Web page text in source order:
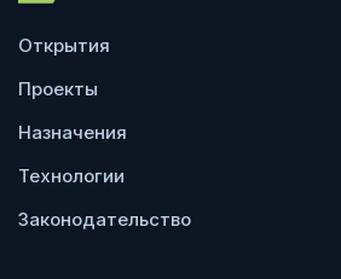
Открытия
Проекты
Назначения
Технологии
Законодательство